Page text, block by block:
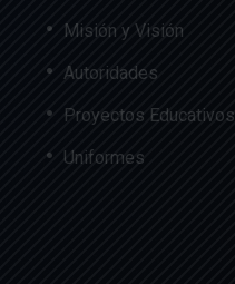
Misión y Visión
Autoridades
Proyectos Educativos
Uniformes